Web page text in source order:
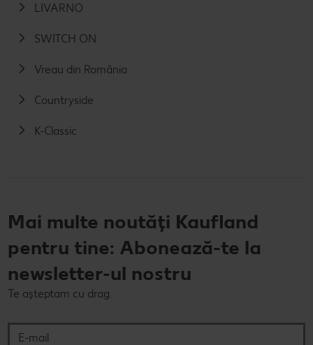
LIVARNO
SWITCH ON
Vreau din România
Countryside
K-Classic
Mai multe noutăți Kaufland
pentru tine: Abonează-te la
newsletter-ul nostru
Te așteptam cu drag.